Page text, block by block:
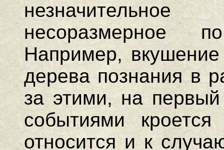
несоразмерное
Например,
дерева познания в
за этими, на первый
событиями
относится и к